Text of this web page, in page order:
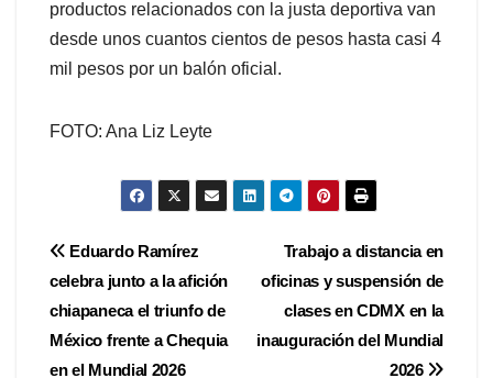
productos relacionados con la justa deportiva van
desde unos cuantos cientos de pesos hasta casi 4
mil pesos por un balón oficial.
FOTO: Ana Liz Leyte
Navegación
de
entradas
Trabajo a distancia en
oficinas y suspensión de
clases en CDMX en la
inauguración del Mundial
2026
Eduardo Ramírez
celebra junto a la afición
chiapaneca el triunfo de
México frente a Chequia
en el Mundial 2026